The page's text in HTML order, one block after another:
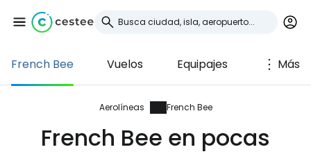
French Bee Vuelos Equipajes Más
Aerolíneas French Bee
French Bee en pocas
Iniciar sesión en
Cestee
... la comunidad mundial de viajeros